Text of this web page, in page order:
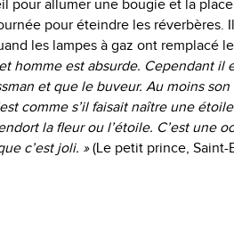
pour allumer une bougie et la
pour éteindre les réverbères.
les lampes à gaz ont remplacé
homme est absurde. Cependant il
et que le buveur. Au moins
comme s’il faisait naître une
la fleur ou l’étoile. C’est une
c’est joli. »(Le petit prince, Saint-